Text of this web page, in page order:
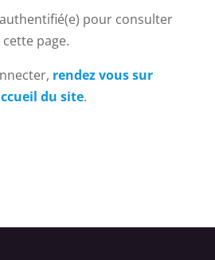
pour consulter
cette page.
rendez vous sur
du site.